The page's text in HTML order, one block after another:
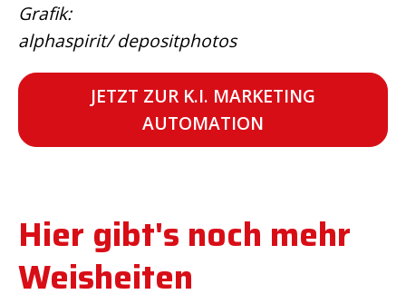
Grafik:
alphaspirit/ depositphotos
JETZT ZUR K.I. MARKETING
AUTOMATION
Hier gibt's noch mehr
Weisheiten